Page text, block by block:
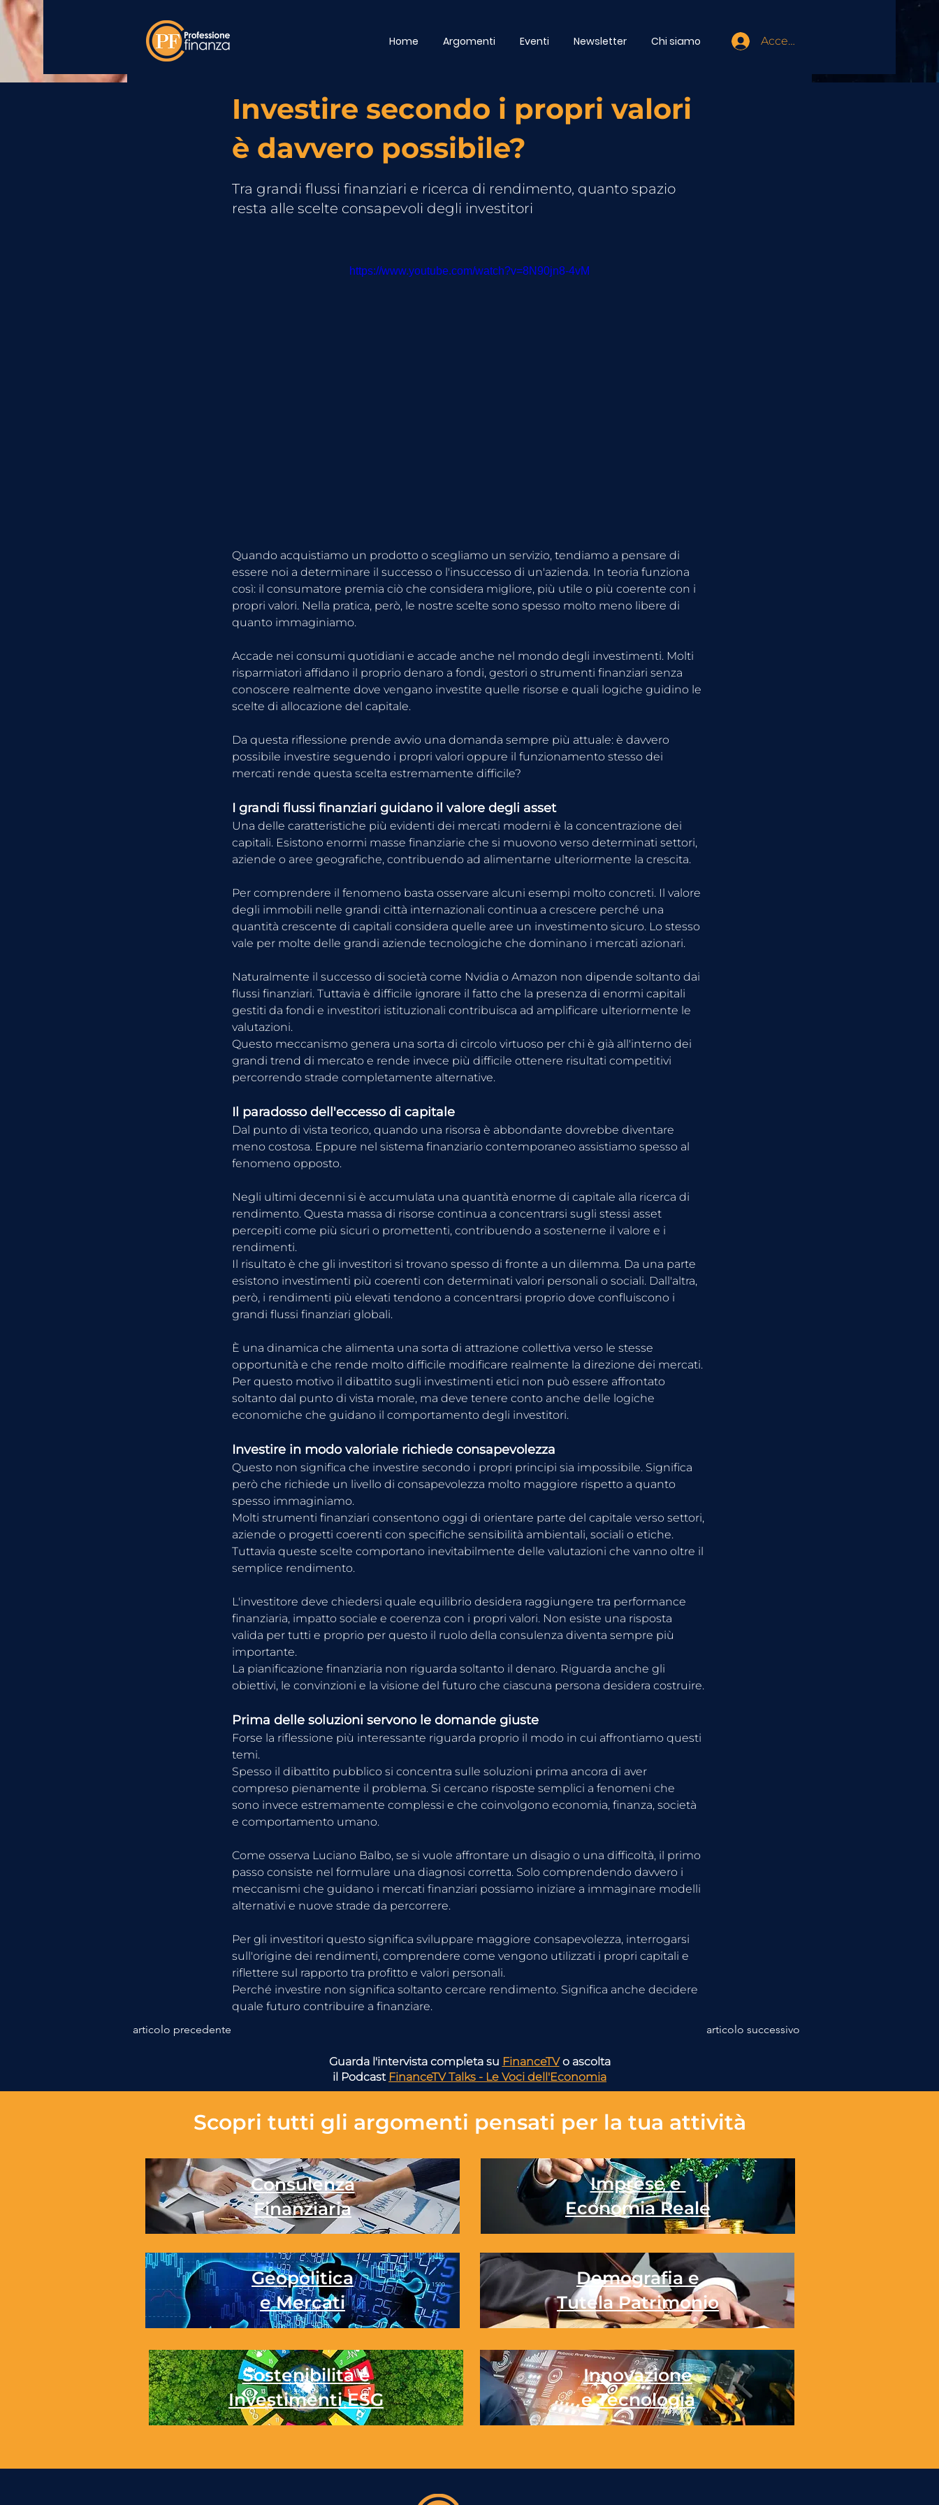
Home Argomenti Eventi Newsletter Chi siamo Accedi
Investire secondo i propri valori
è davvero possibile?
Tra grandi flussi finanziari e ricerca di rendimento, quanto spazio
resta alle scelte consapevoli degli investitori
https://www.youtube.com/watch?v=8N90jn8-4vM
Quando acquistiamo un prodotto o scegliamo un servizio, tendiamo a pensare di
essere noi a determinare il successo o l'insuccesso di un'azienda. In teoria funziona
così: il consumatore premia ciò che considera migliore, più utile o più coerente con i
propri valori. Nella pratica, però, le nostre scelte sono spesso molto meno libere di
quanto immaginiamo.
Accade nei consumi quotidiani e accade anche nel mondo degli investimenti. Molti
risparmiatori affidano il proprio denaro a fondi, gestori o strumenti finanziari senza
conoscere realmente dove vengano investite quelle risorse e quali logiche guidino le
scelte di allocazione del capitale.
Da questa riflessione prende avvio una domanda sempre più attuale: è davvero
possibile investire seguendo i propri valori oppure il funzionamento stesso dei
mercati rende questa scelta estremamente difficile?
I grandi flussi finanziari guidano il valore degli asset
Una delle caratteristiche più evidenti dei mercati moderni è la concentrazione dei
capitali. Esistono enormi masse finanziarie che si muovono verso determinati settori,
aziende o aree geografiche, contribuendo ad alimentarne ulteriormente la crescita.
Per comprendere il fenomeno basta osservare alcuni esempi molto concreti. Il valore
degli immobili nelle grandi città internazionali continua a crescere perché una
quantità crescente di capitali considera quelle aree un investimento sicuro. Lo stesso
vale per molte delle grandi aziende tecnologiche che dominano i mercati azionari.
Naturalmente il successo di società come Nvidia o Amazon non dipende soltanto dai
flussi finanziari. Tuttavia è difficile ignorare il fatto che la presenza di enormi capitali
gestiti da fondi e investitori istituzionali contribuisca ad amplificare ulteriormente le
valutazioni.
Questo meccanismo genera una sorta di circolo virtuoso per chi è già all'interno dei
grandi trend di mercato e rende invece più difficile ottenere risultati competitivi
percorrendo strade completamente alternative.
Il paradosso dell'eccesso di capitale
Dal punto di vista teorico, quando una risorsa è abbondante dovrebbe diventare
meno costosa. Eppure nel sistema finanziario contemporaneo assistiamo spesso al
fenomeno opposto.
Negli ultimi decenni si è accumulata una quantità enorme di capitale alla ricerca di
rendimento. Questa massa di risorse continua a concentrarsi sugli stessi asset
percepiti come più sicuri o promettenti, contribuendo a sostenerne il valore e i
rendimenti.
Il risultato è che gli investitori si trovano spesso di fronte a un dilemma. Da una parte
esistono investimenti più coerenti con determinati valori personali o sociali. Dall'altra,
però, i rendimenti più elevati tendono a concentrarsi proprio dove confluiscono i
grandi flussi finanziari globali.
È una dinamica che alimenta una sorta di attrazione collettiva verso le stesse
opportunità e che rende molto difficile modificare realmente la direzione dei mercati.
Per questo motivo il dibattito sugli investimenti etici non può essere affrontato
soltanto dal punto di vista morale, ma deve tenere conto anche delle logiche
economiche che guidano il comportamento degli investitori.
Investire in modo valoriale richiede consapevolezza
Questo non significa che investire secondo i propri principi sia impossibile. Significa
però che richiede un livello di consapevolezza molto maggiore rispetto a quanto
spesso immaginiamo.
Molti strumenti finanziari consentono oggi di orientare parte del capitale verso settori,
aziende o progetti coerenti con specifiche sensibilità ambientali, sociali o etiche.
Tuttavia queste scelte comportano inevitabilmente delle valutazioni che vanno oltre il
semplice rendimento.
L'investitore deve chiedersi quale equilibrio desidera raggiungere tra performance
finanziaria, impatto sociale e coerenza con i propri valori. Non esiste una risposta
valida per tutti e proprio per questo il ruolo della consulenza diventa sempre più
importante.
La pianificazione finanziaria non riguarda soltanto il denaro. Riguarda anche gli
obiettivi, le convinzioni e la visione del futuro che ciascuna persona desidera costruire.
Prima delle soluzioni servono le domande giuste
Forse la riflessione più interessante riguarda proprio il modo in cui affrontiamo questi
temi.
Spesso il dibattito pubblico si concentra sulle soluzioni prima ancora di aver
compreso pienamente il problema. Si cercano risposte semplici a fenomeni che
sono invece estremamente complessi e che coinvolgono economia, finanza, società
e comportamento umano.
Come osserva Luciano Balbo, se si vuole affrontare un disagio o una difficoltà, il primo
passo consiste nel formulare una diagnosi corretta. Solo comprendendo davvero i
meccanismi che guidano i mercati finanziari possiamo iniziare a immaginare modelli
alternativi e nuove strade da percorrere.
Per gli investitori questo significa sviluppare maggiore consapevolezza, interrogarsi
sull'origine dei rendimenti, comprendere come vengono utilizzati i propri capitali e
riflettere sul rapporto tra profitto e valori personali.
Perché investire non significa soltanto cercare rendimento. Significa anche decidere
quale futuro contribuire a finanziare.
articolo precedente
articolo successivo
Guarda l'intervista completa su FinanceTVo ascolta
il Podcast FinanceTV Talks - Le Voci dell'Economia
Scopri tutti gli argomenti pensati per la tua attività
Consulenza
Finanziaria
Imprese e
Economia Reale
Geopolitica
e Mercati
Demografia e
Tutela Patrimonio
Sostenibilità e
Investimenti ESG
Innovazione
e Tecnologia